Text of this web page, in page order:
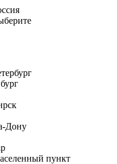
Дону
пункт